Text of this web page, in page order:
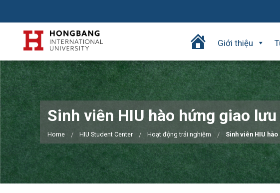
a
n
g
h
ủ
Giới thiệu
Sinh viên HIU hào hứng giao
Home HIU Student Center Hoạt động trải nghiệm Sinh viên HIU